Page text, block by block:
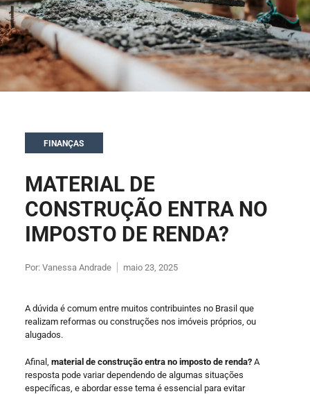
FINANÇAS
MATERIAL DE
CONSTRUÇÃO ENTRA NO
IMPOSTO DE RENDA?
Por: Vanessa Andrade maio 23, 2025
A dúvida é comum entre muitos contribuintes no Brasil que
realizam reformas ou construções nos imóveis próprios, ou
alugados.
Afinal, material de construção entra no imposto de renda?A
resposta pode variar dependendo de algumas situações
específicas, e abordar esse tema é essencial para evitar